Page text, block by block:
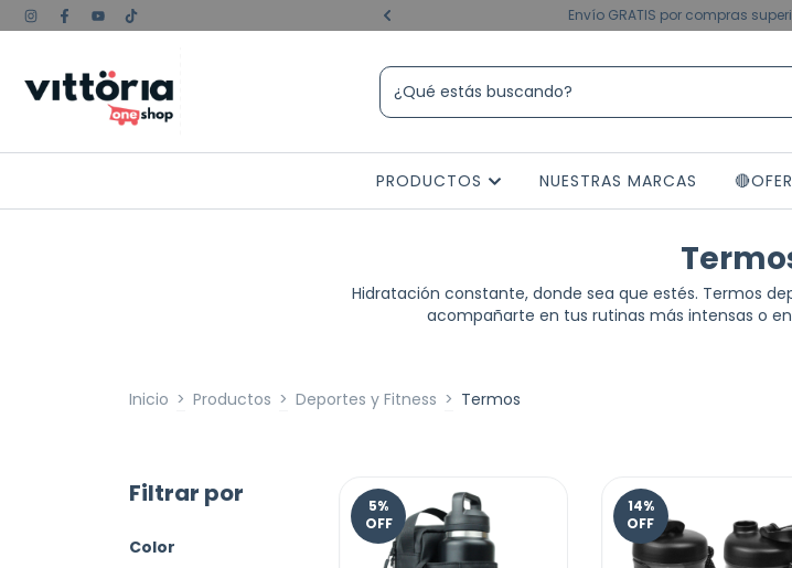
experiencia💪🏼😎 Envío GRATIS por compras
PRODUCTOS NUESTRAS MARCAS
Hidratación constante, donde sea que estés. Termos
acompañarte en tus rutinas más intensas o
Inicio > Productos > Deportes y Fitness > Termos
Filtrar por
Color
5%
OFF
14%
OFF